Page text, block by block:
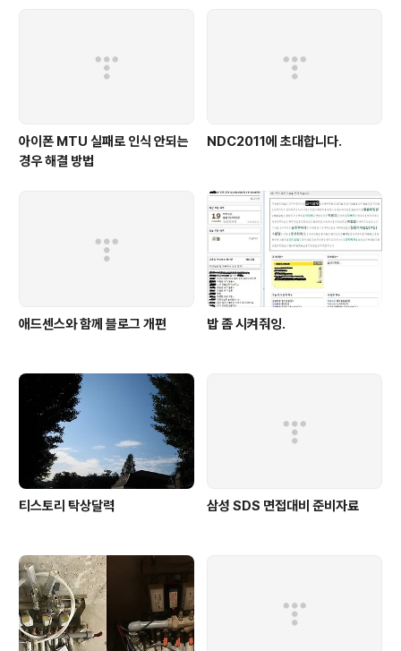
아이폰 MTU 실패로 인식 안되는
경우 해결 방법
NDC2011에 초대합니다.
애드센스와 함께 블로그 개편 밥 좀 시켜줘잉.
티스토리 탁상달력 삼성 SDS 면접대비 준비자료